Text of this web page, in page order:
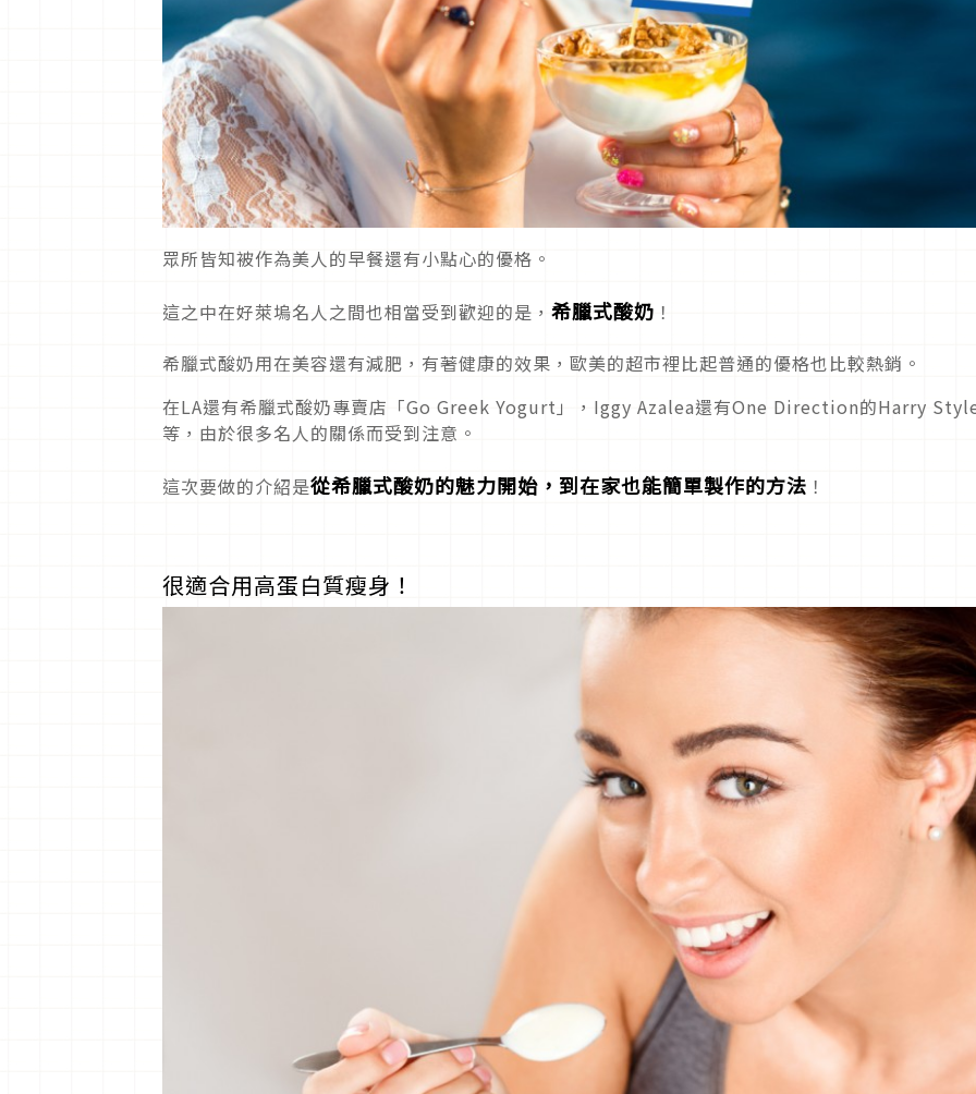
眾所皆知被作為美人的早餐還有小點心的優格。
這之中在好萊塢名人之間也相當受到歡迎的是， 希臘式酸奶 ！
希臘式酸奶用在美容還有減肥，有著健康的效果，歐美的超市裡比起普通的優格也比較熱銷。
在LA還有希臘式酸奶專賣店「Go Greek Yogurt」，Iggy Azalea還有One Direction的Harry
等，由於很多名人的關係而受到注意。
這次要做的介紹是從希臘式酸奶的魅力開始，到在家也能簡單製作的方法 ！
很適合用高蛋白質瘦身！